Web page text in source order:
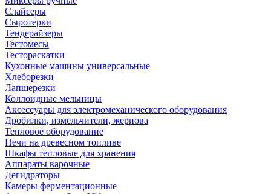
Слайсеры
Сыротерки
Тендерайзеры
Тестомесы
Тестораскатки
Кухонные машины универсальные
Хлеборезки
Лапшерезки
Коллоидные мельницы
Аксессуары для электромеханического оборудования
Дробилки, измельчители, жернова
Тепловое оборудование
Печи на древесном топливе
Шкафы тепловые для хранения
Аппараты варочные
Дегидраторы
Камеры ферментационные